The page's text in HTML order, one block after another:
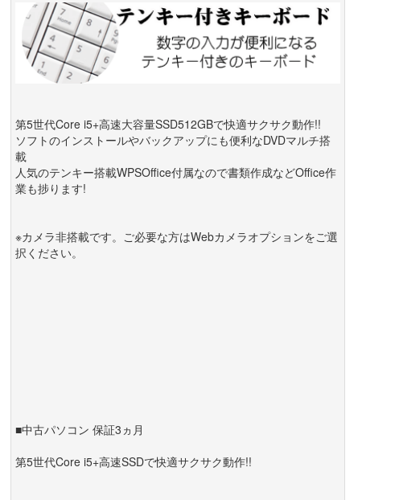
第5世代Core i5+高速大容量SSD512GBで快適サクサク動作!!
ソフトのインストールやバックアップにも便利なDVDマルチ搭
載
人気のテンキー搭載WPSOffice付属なので書類作成などOffice作
業も捗ります!
※カメラ非搭載です。ご必要な方はWebカメラオプションをご選
択ください。
■中古パソコン 保証3ヵ月
第5世代Core i5+高速SSDで快適サクサク動作!!